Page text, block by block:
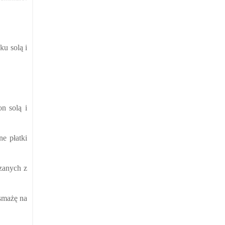
solą i
solą i
płatki
z
na